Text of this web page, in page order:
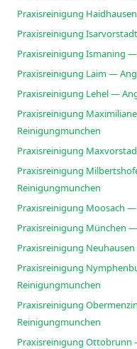
Praxisreinigung
Reinigungmunchen
Praxisreinigung
Reinigungmunchen
Praxisreinigung
Reinigungmunchen
Praxisreinigung
Reinigungmunchen